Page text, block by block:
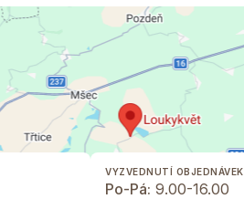
VYZVEDNUTÍ OBJEDNÁVEK
Po-Pá: 9.00-16.00